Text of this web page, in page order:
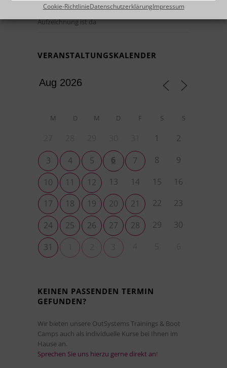
Cookie-RichtlinieDatenschutzerklärungImpressum
OutSystems Mentor live erleben: Die Webinar-
Aufzeichnung ist da
VERANSTALTUNGSKALENDER
M D M D F S S
1
2
3
4 5 6 7 8
9
10
11 12 13 14 15
16
17
18 19 20 21 22
23
24
25 26 27 28 29
30
31
KEINEN PASSENDEN TERMIN
GEFUNDEN?
Wir bieten unsere OutSystems Trainings & Boot
Camps auch als individuelle Kurse bei Ihnen im
Hause an.
Sprechen Sie uns hierzu gerne direkt an!